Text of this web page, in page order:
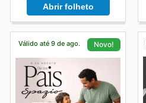
Abrir folheto
Válido até 9 de ago. Novo!